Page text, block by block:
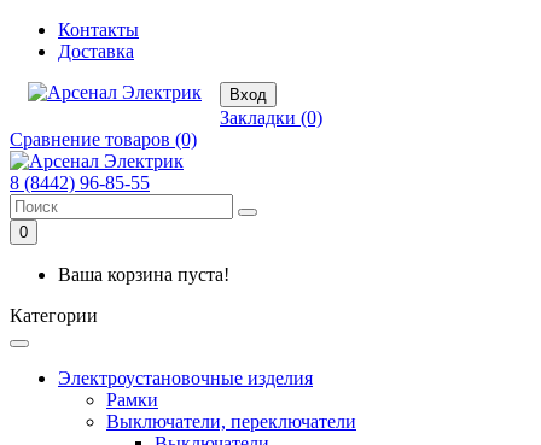
Контакты
Доставка
Вход
Закладки (0)
Сравнение товаров (0)
8 (8442) 96-85-55
0
Ваша корзина пуста!
Категории
Электроустановочные изделия
Рамки
Выключатели, переключатели